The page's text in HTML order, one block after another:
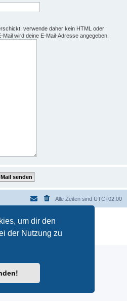
um dir den
der Nutzung zu
verwende daher kein HTML oder
wird deine E-Mail-Adresse angegeben.
Alle Zeiten sind UTC+02:00
Forum Software © phpBB Limited
durch
Nutzungsbedingungen